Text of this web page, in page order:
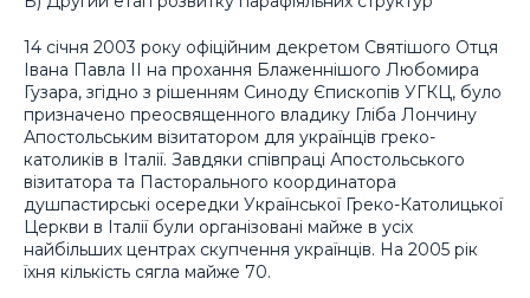
14 січня 2003 року офіційним декретом Святішого Отця
Івана Павла ІІ на прохання Блаженнішого Любомира
Гузара, згідно з рішенням Синоду Єпископів УГКЦ, було
призначено преосвященного владику Гліба Лончину
Апостольським візитатором для українців греко-
католиків в Італії. Завдяки співпраці Апостольського
візитатора та Пасторального координатора
душпастирські осередки Української Греко-Католицької
Церкви в Італії були організовані майже в усіх
найбільших центрах скупчення українців. На 2005 рік
їхня кількість сягла майже 70.